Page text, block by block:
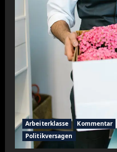
Arbeiterklasse Kommentar
Politikversagen